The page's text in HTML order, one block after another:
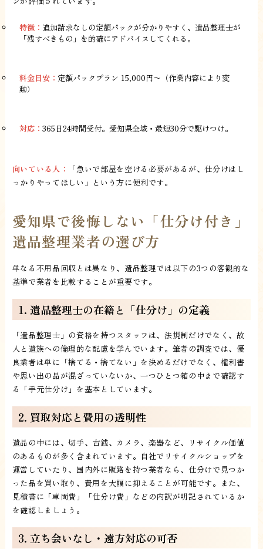
特徴： 追加請求なしの定額パックが分かりやすく、遺品整理士が
「残すべきもの」を的確にアドバイスしてくれる。
料金目安： 定額パックプラン 15,000円〜（作業内容により変
動）
対応： 365日24時間受付。愛知県全域・最短30分で駆けつけ。
向いている人：
「急いで部屋を空ける必要があるが、仕分けはし
っかりやってほしい」という方に便利です。
愛知県で後悔しない「仕分け付き」
遺品整理業者の選び方
単なる不用品回収とは異なり、遺品整理では以下の3つの客観的な
基準で業者を比較することが重要です。
1. 遺品整理士の在籍と「仕分け」の定義
「遺品整理士」の資格を持つスタッフは、法規制だけでなく、故
人と遺族への倫理的な配慮を学んでいます。筆者の調査では、優
良業者は単に「捨てる・捨てない」を決めるだけでなく、権利書
や思い出の品が混ざっていないか、一つひとつ箱の中まで確認す
る「手元仕分け」を基本としています。
2. 買取対応と費用の透明性
遺品の中には、切手、古銭、カメラ、楽器など、リサイクル価値
のあるものが多く含まれています。自社でリサイクルショップを
運営していたり、国内外に販路を持つ業者なら、仕分けで見つか
った品を買い取り、費用を大幅に抑えることが可能です。また、
見積書に「車両費」「仕分け費」などの内訳が明記されているか
を確認しましょう。
3. 立ち会いなし・遠方対応の可否